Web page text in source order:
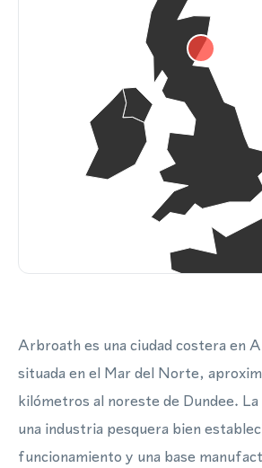
Arbroath es una ciudad costera en
situada en el Mar del Norte,
kilómetros al noreste de Dundee. La
una industria pesquera bien
funcionamiento y una base